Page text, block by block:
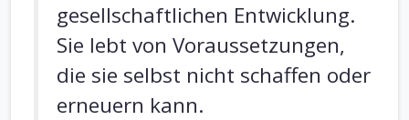
gesellschaftlichen Entwicklung.
Sie lebt von Voraussetzungen,
die sie selbst nicht schaffen oder
erneuern kann.